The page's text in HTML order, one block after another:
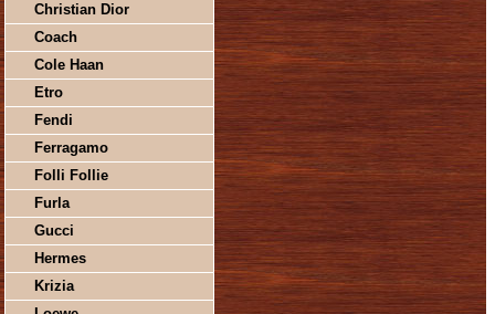
Christian Dior
Coach
Cole Haan
Etro
Fendi
Ferragamo
Folli Follie
Furla
Gucci
Hermes
Krizia